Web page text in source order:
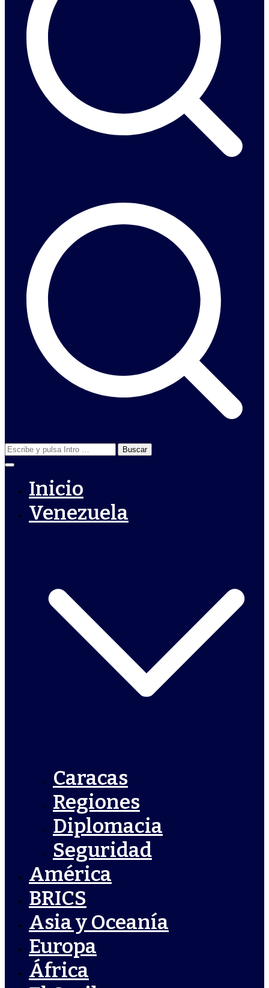
Buscar:
Inicio
Venezuela
Caracas
Regiones
Diplomacia
Seguridad
América
BRICS
Asia y Oceanía
Europa
África